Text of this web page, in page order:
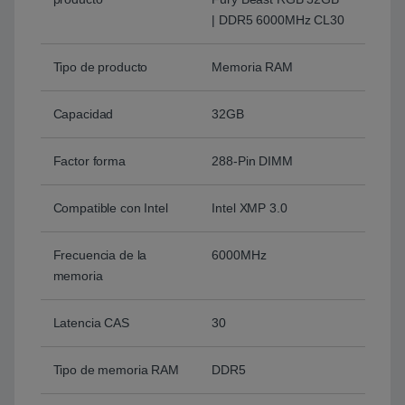
| DDR5 6000MHz CL30
Tipo de producto Memoria RAM
Capacidad 32GB
Factor forma 288-Pin DIMM
Compatible con Intel Intel XMP 3.0
Frecuencia de la
memoria
6000MHz
Latencia CAS 30
Tipo de memoria RAM DDR5